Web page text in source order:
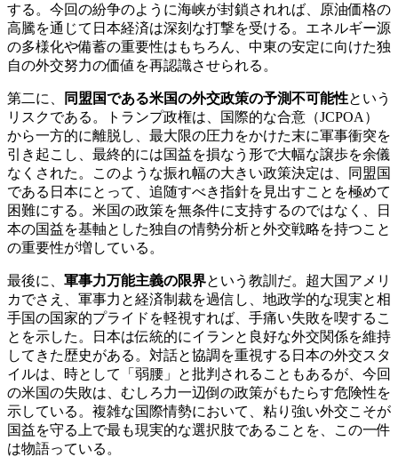
する。今回の紛争のように海峡が封鎖されれば、原油価格の
高騰を通じて日本経済は深刻な打撃を受ける。エネルギー源
の多様化や備蓄の重要性はもちろん、中東の安定に向けた独
自の外交努力の価値を再認識させられる。
第二に、 同盟国である米国の外交政策の予測不可能性という
リスクである。トランプ政権は、国際的な合意（JCPOA）
から一方的に離脱し、最大限の圧力をかけた末に軍事衝突を
引き起こし、最終的には国益を損なう形で大幅な譲歩を余儀
なくされた。このような振れ幅の大きい政策決定は、同盟国
である日本にとって、追随すべき指針を見出すことを極めて
困難にする。米国の政策を無条件に支持するのではなく、日
本の国益を基軸とした独自の情勢分析と外交戦略を持つこと
の重要性が増している。
最後に、 軍事力万能主義の限界という教訓だ。超大国アメリ
カでさえ、軍事力と経済制裁を過信し、地政学的な現実と相
手国の国家的プライドを軽視すれば、手痛い失敗を喫するこ
とを示した。日本は伝統的にイランと良好な外交関係を維持
してきた歴史がある。対話と協調を重視する日本の外交スタ
イルは、時として「弱腰」と批判されることもあるが、今回
の米国の失敗は、むしろ力一辺倒の政策がもたらす危険性を
示している。複雑な国際情勢において、粘り強い外交こそが
国益を守る上で最も現実的な選択肢であることを、この一件
は物語っている。